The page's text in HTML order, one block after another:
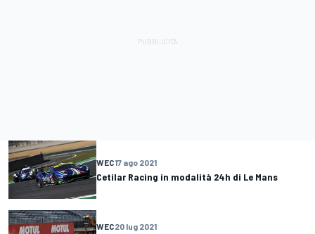
WEC17 ago 2021
Cetilar Racing in modalità 24h di Le Mans
WEC20 lug 2021